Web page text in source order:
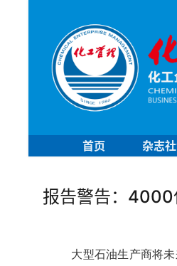
首页 杂志
报告警告：4000
大型石油生产商将